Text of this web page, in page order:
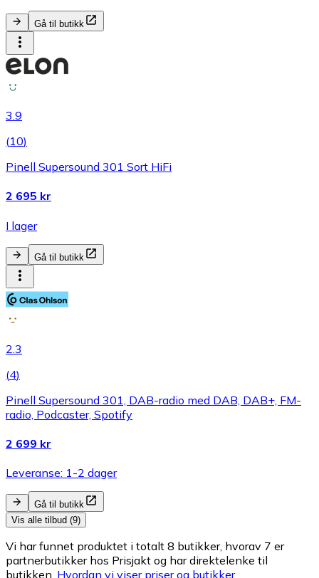
Gå til butikk
3.9
(10)
Pinell Supersound 301 Sort HiFi
2 695 kr
I lager
Gå til butikk
2.3
(4)
Pinell Supersound 301, DAB-radio med DAB, DAB+, FM-
radio, Podcaster, Spotify
2 699 kr
Leveranse: 1-2 dager
Gå til butikk
Vis alle tilbud (9)
Vi har funnet produktet i totalt 8 butikker, hvorav 7 er
partnerbutikker hos Prisjakt og har direktelenke til
butikken. Hvordan vi viser priser og butikker.